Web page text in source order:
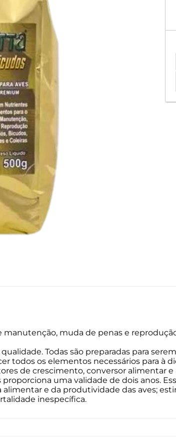
muda de penas e
Todas são preparadas para
todos os elementos necessários para à
de crescimento, conversor alimentar
uma validade de dois anos.
e da produtividade das aves;
inespecífica.